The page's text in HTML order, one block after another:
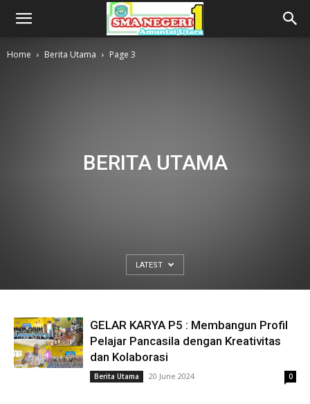
Home Berita Utama Page 3
BERITA UTAMA
LATEST
GELAR KARYA P5 : Membangun Profil
Pelajar Pancasila dengan Kreativitas
dan Kolaborasi
Berita Utama 20 June 2024 0